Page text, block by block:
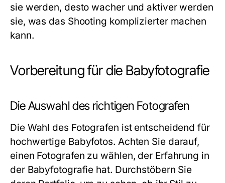
sie werden, desto wacher und aktiver werden
sie, was das Shooting komplizierter machen
kann.
Vorbereitung für die Babyfotografie
Die Auswahl des richtigen Fotografen
Die Wahl des Fotografen ist entscheidend für
hochwertige Babyfotos. Achten Sie darauf,
einen Fotografen zu wählen, der Erfahrung in
der Babyfotografie hat. Durchstöbern Sie